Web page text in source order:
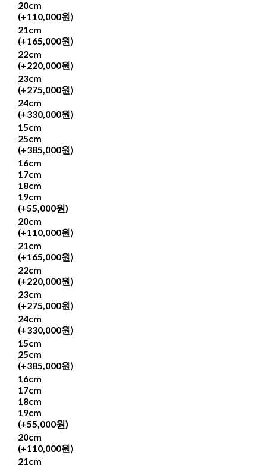
20cm
(+110,000원)
21cm
(+165,000원)
22cm
(+220,000원)
23cm
(+275,000원)
24cm
(+330,000원)
15cm
25cm
(+385,000원)
16cm
17cm
18cm
19cm
(+55,000원)
20cm
(+110,000원)
21cm
(+165,000원)
22cm
(+220,000원)
23cm
(+275,000원)
24cm
(+330,000원)
15cm
25cm
(+385,000원)
16cm
17cm
18cm
19cm
(+55,000원)
20cm
(+110,000원)
21cm